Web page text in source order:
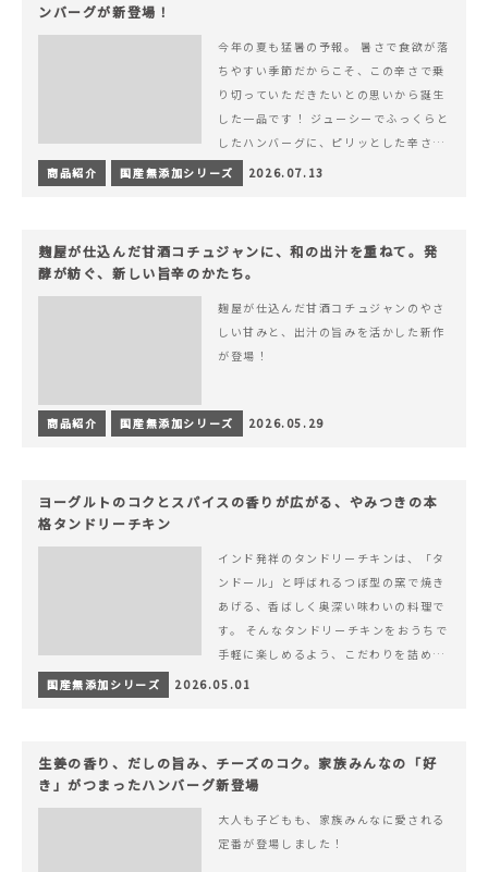
ンバーグが新登場！
今年の夏も猛暑の予報。 暑さで食欲が落
ちやすい季節だからこそ、この辛さで乗
り切っていただきたいとの思いから誕生
した一品です！ ジューシーでふっくらと
したハンバーグに、ピリッとした辛さと
コク深い旨みが楽しめる特製チリソース
&hellip; 続きを読む ピリッと刺激のあ
商品紹介 国産無添加シリーズ 2026.07.13
麹屋が仕込んだ甘酒コチュジャンに、和の出汁を重ねて。発
酵が紡ぐ、新しい旨辛のかたち。
麹屋が仕込んだ甘酒コチュジャンのやさ
しい甘みと、出汁の旨みを活かした新作
が登場！
商品紹介 国産無添加シリーズ 2026.05.29
ヨーグルトのコクとスパイスの香りが広がる、やみつきの本
格タンドリーチキン
インド発祥のタンドリーチキンは、「タ
ンドール」と呼ばれるつぼ型の窯で焼き
あげる、香ばしく奥深い味わいの料理で
す。 そんなタンドリーチキンをおうちで
手軽に楽しめるよう、こだわりを詰め込
んで仕上げました。 様々なシーンでお召
国産無添加シリーズ 2026.05.01
生姜の香り、だしの旨み、チーズのコク。家族みんなの「好
き」がつまったハンバーグ新登場
大人も子どもも、家族みんなに愛される
定番が登場しました！